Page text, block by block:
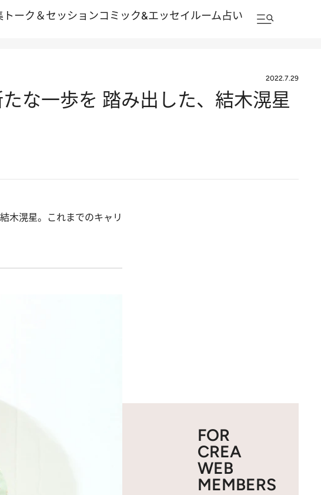
トーク＆セッションコミック&エッセイルーム占い
2022.7.29
な一歩を 踏み出した、結木滉星
木滉星。これまでのキャリ
FOR
CREA
WEB
MEMBERS